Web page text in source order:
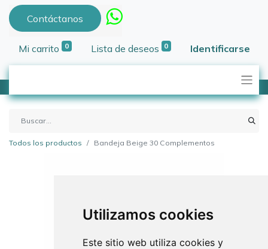
Utilizamos cookies
Este sitio web utiliza cookies y
Contáctanos
Mi carrito 0 Lista de deseos 0 Identificarse
Todos los productos Bandeja Beige 30 Complementos